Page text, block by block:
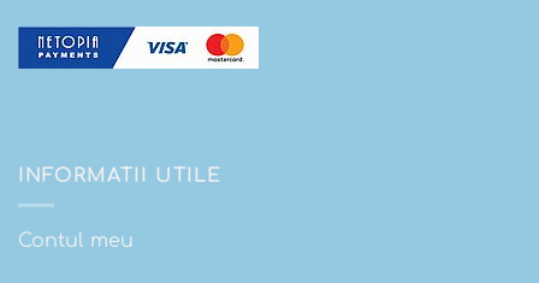
INFORMATII UTILE
Contul meu